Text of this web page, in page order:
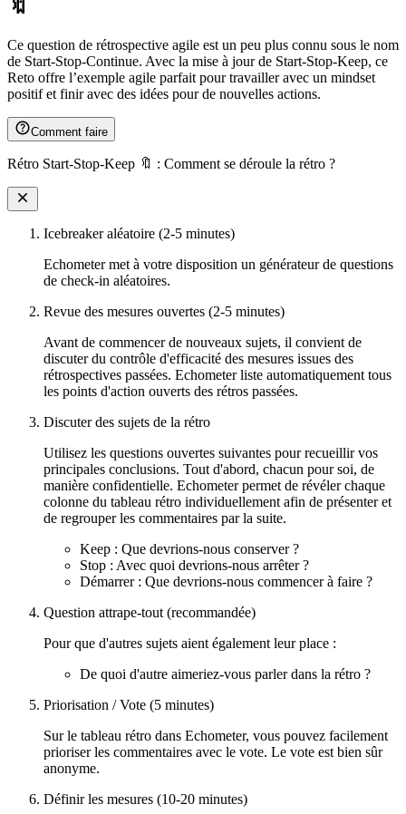
🔖
Ce question de rétrospective agile est un peu plus connu sous le nom
de Start-Stop-Continue. Avec la mise à jour de Start-Stop-Keep, ce
Reto offre l’exemple agile parfait pour travailler avec un mindset
positif et finir avec des idées pour de nouvelles actions.
Comment faire
Rétro Start-Stop-Keep 🔖 : Comment se déroule la rétro ?
Icebreaker aléatoire (2-5 minutes)
Echometer met à votre disposition un générateur de questions
de check-in aléatoires.
Revue des mesures ouvertes (2-5 minutes)
Avant de commencer de nouveaux sujets, il convient de
discuter du contrôle d'efficacité des mesures issues des
rétrospectives passées. Echometer liste automatiquement tous
les points d'action ouverts des rétros passées.
Discuter des sujets de la rétro
Utilisez les questions ouvertes suivantes pour recueillir vos
principales conclusions. Tout d'abord, chacun pour soi, de
manière confidentielle. Echometer permet de révéler chaque
colonne du tableau rétro individuellement afin de présenter et
de regrouper les commentaires par la suite.
Keep : Que devrions-nous conserver ?
Stop : Avec quoi devrions-nous arrêter ?
Démarrer : Que devrions-nous commencer à faire ?
Question attrape-tout (recommandée)
Pour que d'autres sujets aient également leur place :
De quoi d'autre aimeriez-vous parler dans la rétro ?
Priorisation / Vote (5 minutes)
Sur le tableau rétro dans Echometer, vous pouvez facilement
prioriser les commentaires avec le vote. Le vote est bien sûr
anonyme.
Définir les mesures (10-20 minutes)